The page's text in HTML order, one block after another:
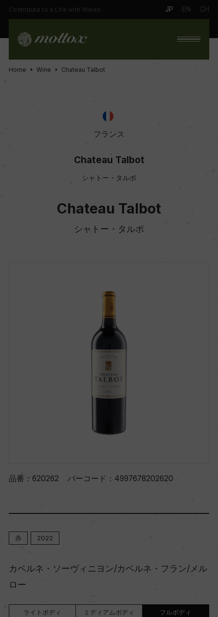
Contribute to a Life with Wines. JP EN CH
Home Wine Chateau Talbot
フランス
Chateau Talbot
シャトー・タルボ
Chateau Talbot
シャトー・タルボ
品番： 620262 バーコード： 4997678202620
赤 2022
カベルネ・ソーヴィニヨン/カベルネ・フラン/メル
ロー
ライトボディ ミディアムボディ フルボディ